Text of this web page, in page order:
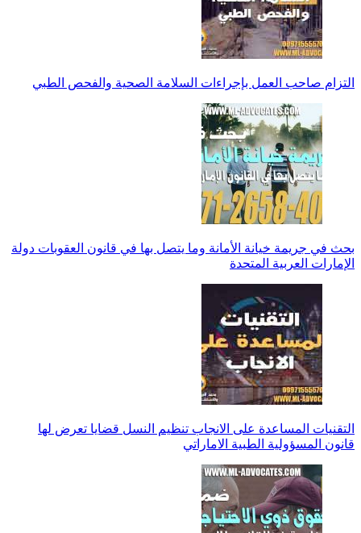
التزام صاحب العمل بإجراءات السلامة الصحية والفحص الطبي
بحث في جريمة خيانة الأمانة وما يتصل بها في قانون العقوبات دولة
الإمارات العربية المتحدة
التقنيات المساعدة على الانجاب تنظيم النسل قضايا تعرض لها
قانون المسؤولية الطبية الاماراتي